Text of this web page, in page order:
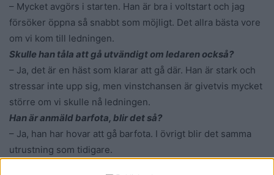
– Mycket avgörs i starten. Han är bra i voltstart och jag
försöker öppna så snabbt som möjligt. Det allra bästa vore
om vi kom till ledningen.
Skulle han tåla att gå utvändigt om ledaren också?
– Ja, det är en häst som klarar att gå där. Han är stark och
stressar inte upp sig, men vinstchansen är givetvis mycket
större om vi skulle nå ledningen.
Han är anmäld barfota, blir det så?
– Ja, han har hovar att gå barfota. I övrigt blir det samma
utrustning som tidigare.